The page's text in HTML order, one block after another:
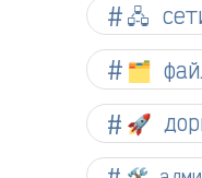
🖧
🗂️
🚀